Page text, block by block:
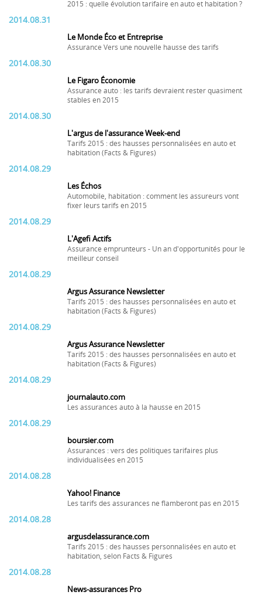
2015 : quelle évolution tarifaire en auto et habitation ?
2014.08.31
Le Monde Éco et Entreprise
Assurance Vers une nouvelle hausse des tarifs
2014.08.30
Le Figaro Économie
Assurance auto : les tarifs devraient rester quasiment
stables en 2015
2014.08.30
L'argus de l'assurance Week-end
Tarifs 2015 : des hausses personnalisées en auto et
habitation (Facts & Figures)
2014.08.29
Les Échos
Automobile, habitation : comment les assureurs vont
fixer leurs tarifs en 2015
2014.08.29
L'Agefi Actifs
Assurance emprunteurs - Un an d'opportunités pour le
meilleur conseil
2014.08.29
Argus Assurance Newsletter
Tarifs 2015 : des hausses personnalisées en auto et
habitation (Facts & Figures)
2014.08.29
Argus Assurance Newsletter
Tarifs 2015 : des hausses personnalisées en auto et
habitation (Facts & Figures)
2014.08.29
journalauto.com
Les assurances auto à la hausse en 2015
2014.08.29
boursier.com
Assurances : vers des politiques tarifaires plus
individualisées en 2015
2014.08.28
Yahoo! Finance
Les tarifs des assurances ne flamberont pas en 2015
2014.08.28
argusdelassurance.com
Tarifs 2015 : des hausses personnalisées en auto et
habitation, selon Facts & Figures
2014.08.28
News-assurances Pro